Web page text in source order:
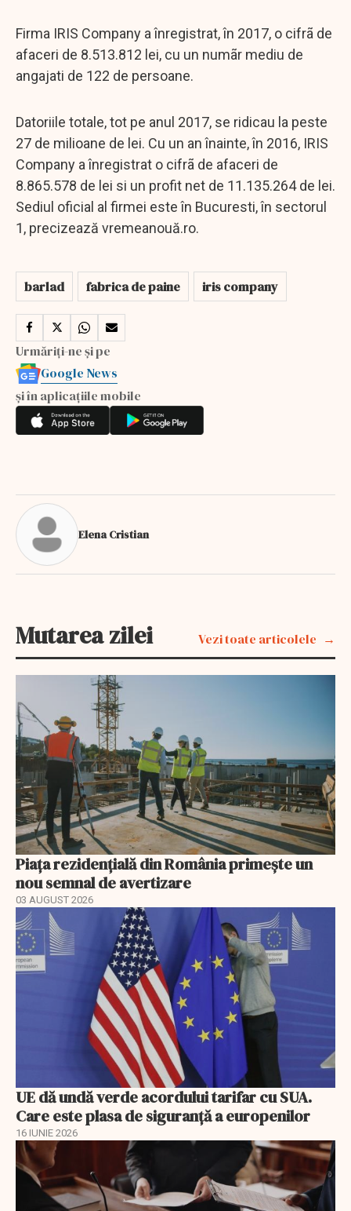
Firma IRIS Company a înregistrat, în 2017, o cifrã de
afaceri de 8.513.812 lei, cu un numãr mediu de
angajati de 122 de persoane.
Datoriile totale, tot pe anul 2017, se ridicau la peste
27 de milioane de lei. Cu un an înainte, în 2016, IRIS
Company a înregistrat o cifrã de afaceri de
8.865.578 de lei si un profit net de 11.135.264 de lei.
Sediul oficial al firmei este în Bucuresti, în sectorul
1, precizează vremeanouă.ro.
barlad fabrica de paine iris company
Urmăriți-ne și pe
Google News
și în aplicațiile mobile
Elena Cristian
Mutarea zilei Vezi toate articolele
Piața rezidențială din România primește un
nou semnal de avertizare
03 AUGUST 2026
UE dă undă verde acordului tarifar cu SUA.
Care este plasa de siguranță a europenilor
16 IUNIE 2026